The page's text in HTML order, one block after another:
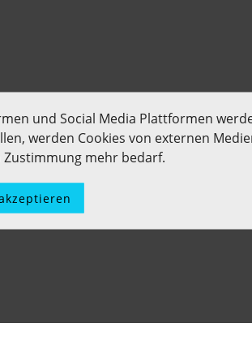
und Social Media Plattformen
werden Cookies von externen
mehr bedarf.